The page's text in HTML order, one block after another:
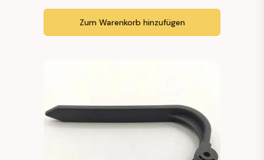
Zum Warenkorb hinzufügen